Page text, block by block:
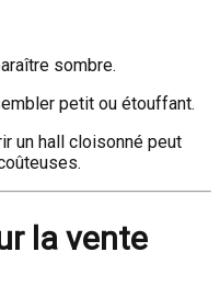
sombre.
petit ou étouffant.
un hall cloisonné peut
la vente